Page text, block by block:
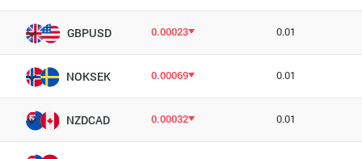
GBPUSD 0.00023 0.01
NOKSEK 0.00069 0.01
NZDCAD 0.00032 0.01